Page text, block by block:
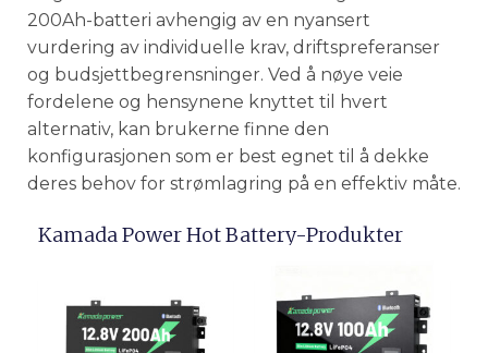
200Ah-batteri avhengig av en nyansert
vurdering av individuelle krav, driftspreferanser
og budsjettbegrensninger. Ved å nøye veie
fordelene og hensynene knyttet til hvert
alternativ, kan brukerne finne den
konfigurasjonen som er best egnet til å dekke
deres behov for strømlagring på en effektiv måte.
Kamada Power Hot Battery-Produkter